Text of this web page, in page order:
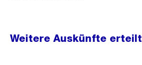
Weitere
Informationen
Weitere Auskünfte erteilt